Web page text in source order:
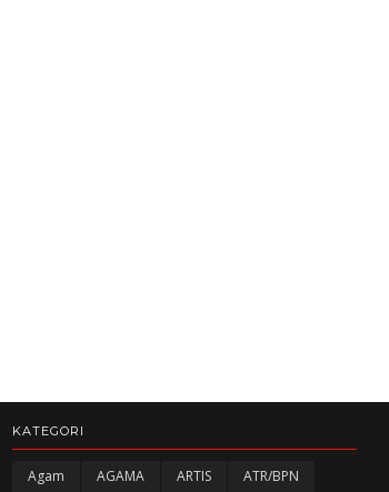
KATEGORI
Agam AGAMA ARTIS
ATR/BPN